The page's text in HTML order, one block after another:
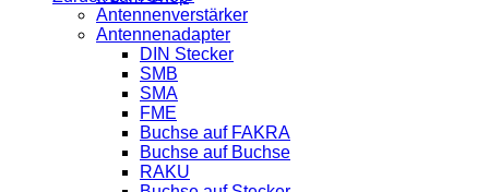
Antennenverstärker
Antennenadapter
DIN Stecker
SMB
SMA
FME
Buchse auf FAKRA
Buchse auf Buchse
RAKU